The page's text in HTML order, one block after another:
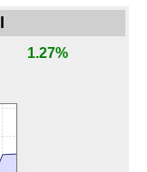
1.27%